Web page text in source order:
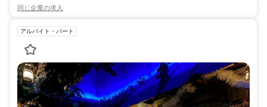
同じ企業の求人
アルバイト・パート